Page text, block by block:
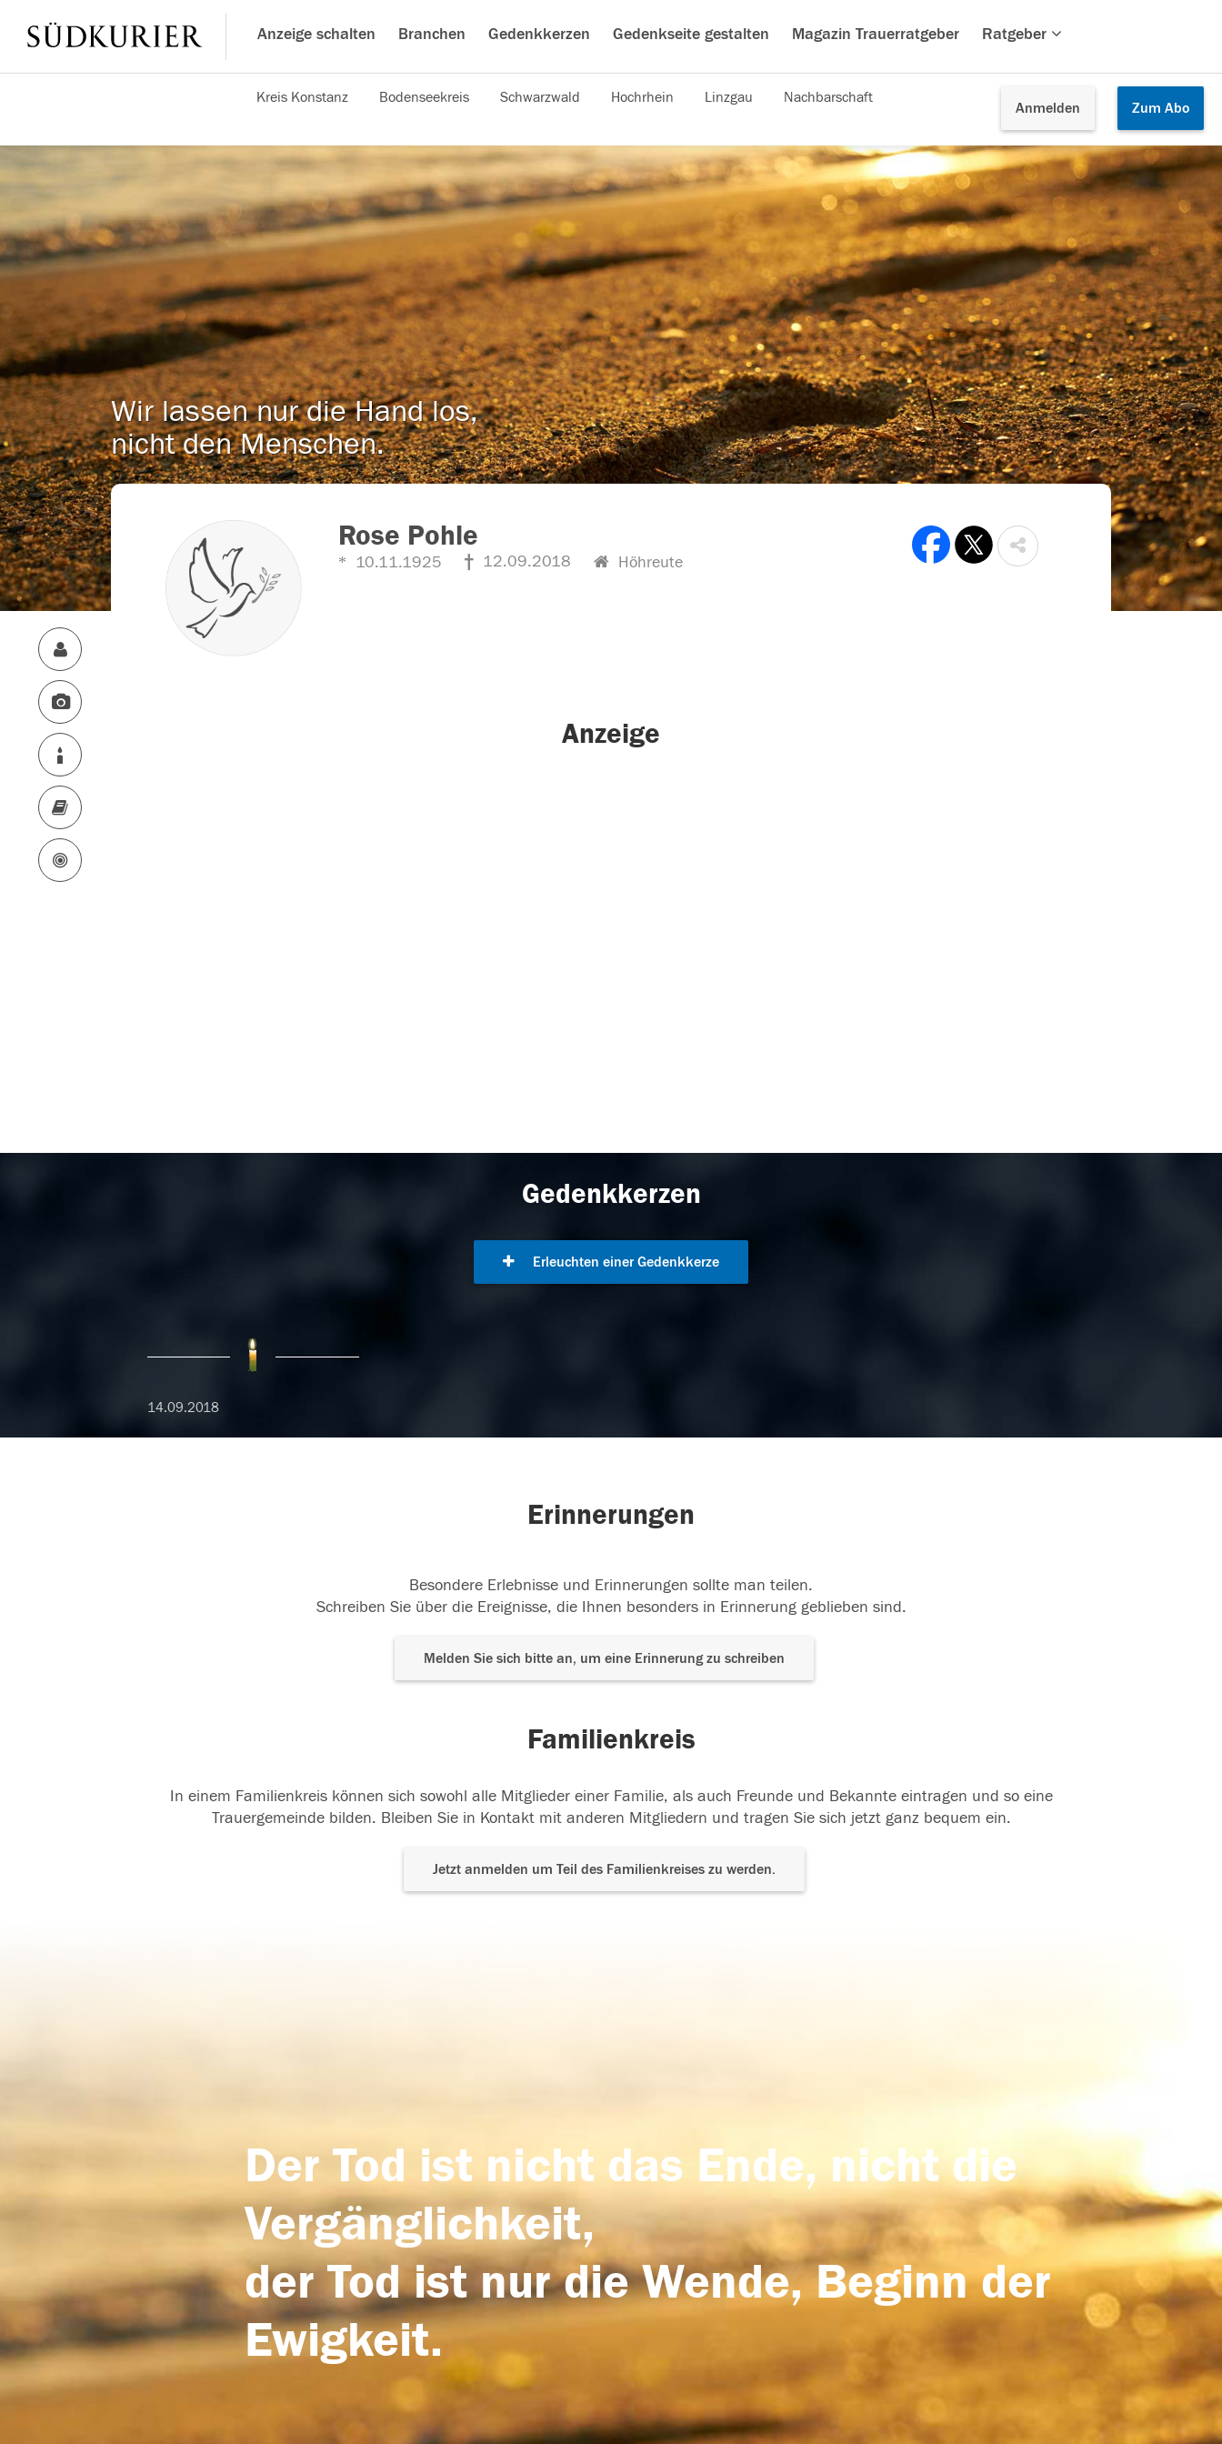
Anzeige schalten Branchen Gedenkkerzen Gedenkseite gestalten Magazin Trauerratgeber Ratgeber
Anmelden Zum Abo
Kreis Konstanz Bodenseekreis Schwarzwald Hochrhein Linzgau Nachbarschaft
Wir lassen nur die Hand los,
nicht den Menschen.
Rose Pohle
10.11.1925 12.09.2018 Höhreute
Anzeige
Gedenkkerzen
Erleuchten einer Gedenkkerze
14.09.2018
Erinnerungen
Besondere Erlebnisse und Erinnerungen sollte man teilen.
Schreiben Sie über die Ereignisse, die Ihnen besonders in Erinnerung geblieben sind.
Melden Sie sich bitte an, um eine Erinnerung zu schreiben
Familienkreis
In einem Familienkreis können sich sowohl alle Mitglieder einer Familie, als auch Freunde und Bekannte eintragen und so eine
Trauergemeinde bilden. Bleiben Sie in Kontakt mit anderen Mitgliedern und tragen Sie sich jetzt ganz bequem ein.
Jetzt anmelden um Teil des Familienkreises zu werden.
Der Tod ist nicht das Ende, nicht die
Vergänglichkeit,
der Tod ist nur die Wende, Beginn der
Ewigkeit.